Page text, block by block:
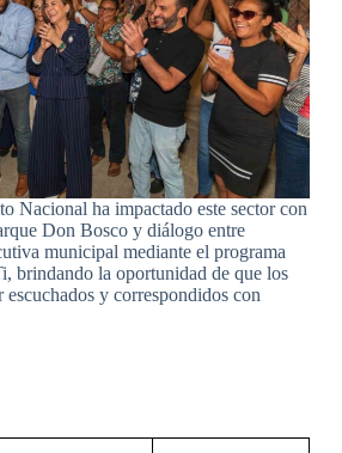
Nacional ha impactado este sector con
Don Bosco y diálogo entre
municipal mediante el programa
brindando la oportunidad de que los
escuchados y correspondidos con